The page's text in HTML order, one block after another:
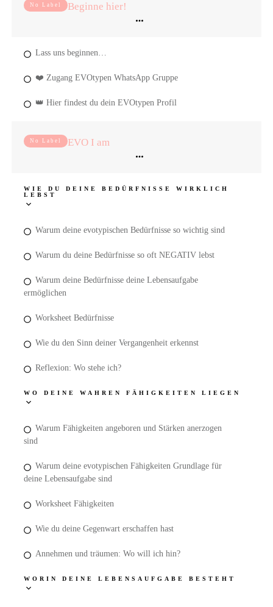
No Label Beginne hier!
Lass uns beginnen…
❤️ Zugang EVOtypen WhatsApp Gruppe
👑 Hier findest du dein EVOtypen Profil
No Label EVO I am
WIE DU DEINE BEDÜRFNISSE WIRKLICH
LEBST
Warum deine evotypischen Bedürfnisse so wichtig sind
Warum du deine Bedürfnisse so oft NEGATIV lebst
Warum deine Bedürfnisse deine Lebensaufgabe
ermöglichen
Worksheet Bedürfnisse
Wie du den Sinn deiner Vergangenheit erkennst
Reflexion: Wo stehe ich?
WO DEINE WAHREN FÄHIGKEITEN LIEGEN
Warum Fähigkeiten angeboren und Stärken anerzogen
sind
Warum deine evotypischen Fähigkeiten Grundlage für
deine Lebensaufgabe sind
Worksheet Fähigkeiten
Wie du deine Gegenwart erschaffen hast
Annehmen und träumen: Wo will ich hin?
WORIN DEINE LEBENSAUFGABE BESTEHT